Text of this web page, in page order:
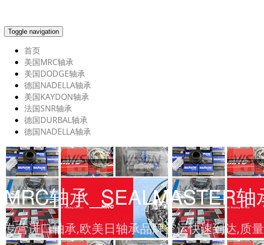
Toggle navigation
首页
美国MRC轴承
美国DODGE轴承
德国NADELLA轴承
美国KAYDON轴承
法国SNR轴承
德国DURBAL轴承
德国NADELLA轴承
MRC轴承_SEALMASTER
专营进口轴承,欧美日轴承品牌空运快速到达,质